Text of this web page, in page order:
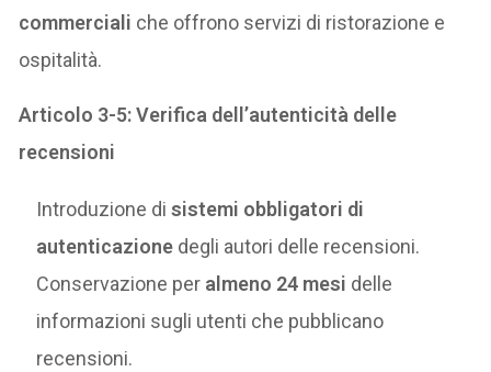
commerciali che offrono servizi di ristorazione e
ospitalità.
Articolo 3-5: Verifica dell’autenticità delle
recensioni
Introduzione disistemi obbligatori di
autenticazione degli autori delle recensioni.
Conservazione per almeno 24 mesi delle
informazioni sugli utenti che pubblicano
recensioni.